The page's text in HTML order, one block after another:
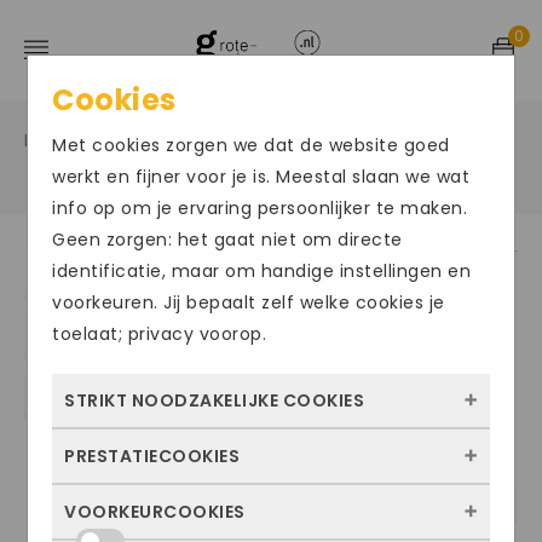
0
Home / Grote maten damesschoenen / Instappers
Size Chart
Cookies
Met cookies zorgen we dat de website goed
werkt en fijner voor je is. Meestal slaan we wat
info op om je ervaring persoonlijker te maken.
Geen zorgen: het gaat niet om directe
identificatie, maar om handige instellingen en
voorkeuren. Jij bepaalt zelf welke cookies je
toelaat; privacy voorop.
STRIKT NOODZAKELIJKE COOKIES
Deze cookies zorgen ervoor dat de website
kunnen niet worden uitgezet. Meestal
PRESTATIECOOKIES
Met deze cookies zien we hoe vaak onze
VOORKEURCOOKIES